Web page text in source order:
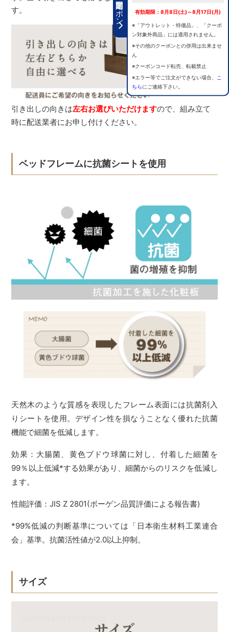
期間限定クーポン 有効期限：8月8日(土)～8月17日(月)
※「アウトレット・特価品」、「クーポ
ン対象外商品」には適用されません。
※その他のクーポンとの併用は出来ませ
ん
※クーポンコード転売、転載禁止
※エラー等でご注文ができない場合、
こ
ちらにご連絡下さい。
す。
引き出しの向きは左右お選びいただけますので、組み立て
時に配送業者にお申し付けください。
ベッドフレームに抗菌シートを使用
天然木のような質感を表現したフレーム表面には抗菌剤入
りシートを使用。デザイン性を損なうことなく優れた抗菌
機能で細菌を低減します。
効果：大腸菌、黄色ブドウ球菌に対し、付着した細菌を
99％以上低減*する効果があり、細菌からのリスクを低減し
ます。
性能評価：JIS Z 2801(ボーゲン品質評価による報告書)
*99%低減の判断基準については「日本衛生材料工業連合
会」基準。抗菌活性値が2.0以上抑制。
サイズ